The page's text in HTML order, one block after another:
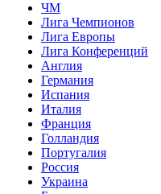
ЧМ
Лига Чемпионов
Лига Европы
Лига Конференций
Англия
Германия
Испания
Италия
Франция
Голландия
Португалия
Россия
Украина